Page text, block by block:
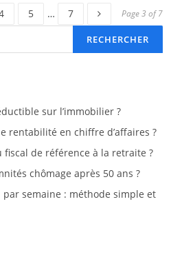
Page Page
5 … Page
7 Page 3 of 7
sur l’immobilier ?
rentabilité en chiffre d’affaires ?
de référence à la retraite ?
chômage après 50 ans ?
semaine : méthode simple et